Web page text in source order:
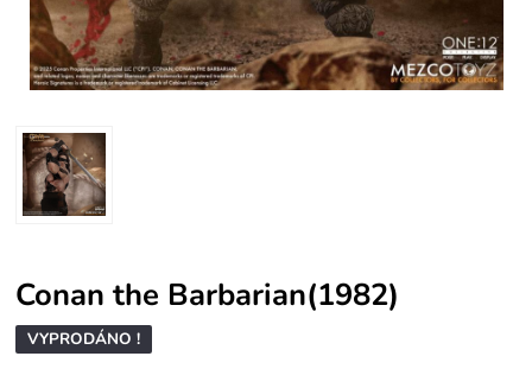
Conan the Barbarian(1982)
VYPRODÁNO !